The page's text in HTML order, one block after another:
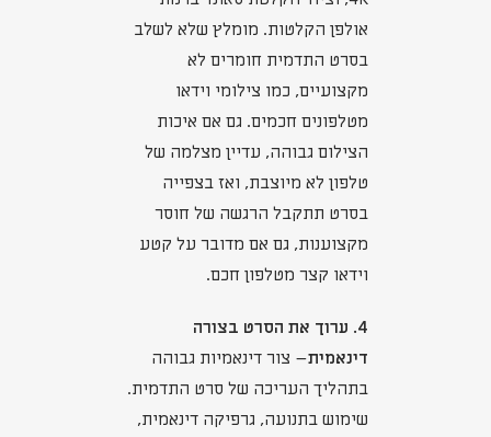
אולפן הקלטות. מומלץ שלא לשלב
בסרט התדמית חומרים לא
מקצועיים, כמו צילומי וידאו
מטלפונים חכמים. גם אם איכות
הצילום גבוהה, עדיין מצלמה של
טלפון לא מיוצבת, ואז בצפייה
בסרט תתקבל הרגשה של חוסר
מקצוענות, גם אם מדובר על קטע
וידאו קצר מטלפון חכם.
4. ערוך את הסרט בצורה
דינאמית– צור דינאמיות גבוהה
בתהליך העריכה של סרט התדמית.
שימוש בתנועה, גרפיקה דינאמית,